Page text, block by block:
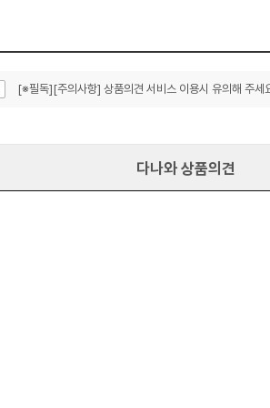
[※필독][주의사항] 상품의견 서비스 이용시 유의해 주세
다나와 상품의견